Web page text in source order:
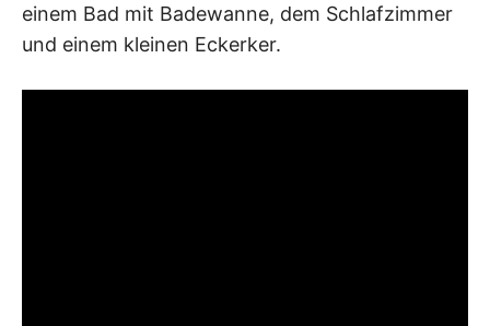
einem Bad mit Badewanne, dem Schlafzimmer
und einem kleinen Eckerker.